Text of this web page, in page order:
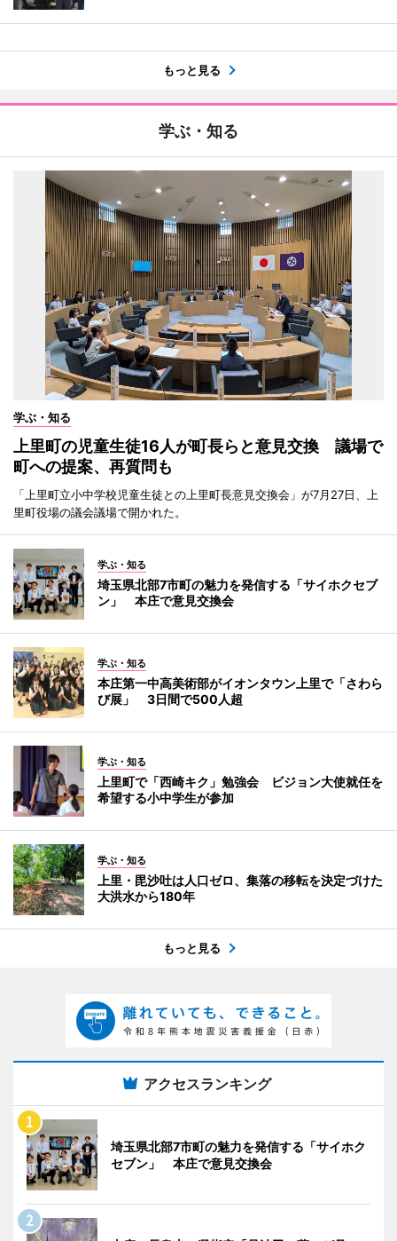
もっと見る
学ぶ・知る
学ぶ・知る
上里町の児童生徒16人が町長らと意見交換 議場で
町への提案、再質問も
「上里町立小中学校児童生徒との上里町長意見交換会」が7月27日、上
里町役場の議会議場で開かれた。
学ぶ・知る
埼玉県北部7市町の魅力を発信する「サイホクセブ
ン」 本庄で意見交換会
学ぶ・知る
本庄第一中高美術部がイオンタウン上里で「さわら
び展」 3日間で500人超
学ぶ・知る
上里町で「西崎キク」勉強会 ビジョン大使就任を
希望する小中学生が参加
学ぶ・知る
上里・毘沙吐は人口ゼロ、集落の移転を決定づけた
大洪水から180年
もっと見る
アクセスランキング
埼玉県北部7市町の魅力を発信する「サイホク
セブン」 本庄で意見交換会